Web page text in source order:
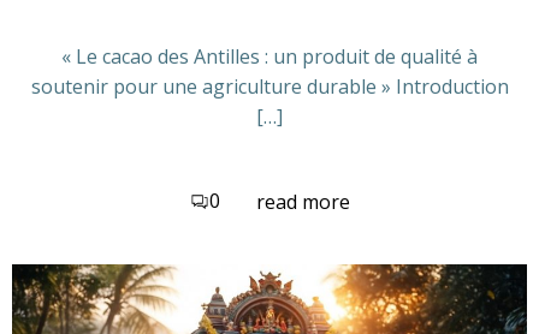
« Le cacao des Antilles : un produit de qualité à
soutenir pour une agriculture durable » Introduction
[…]
0 read more